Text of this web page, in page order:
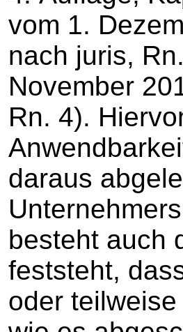
vom 1.
nach juris,
November
Rn. 4).
daraus
besteht auch
feststeht,
oder